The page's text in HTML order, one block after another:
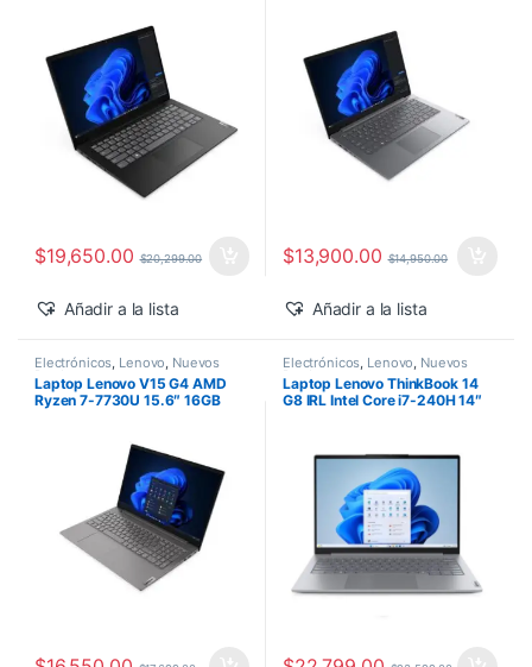
$19,650.00 $20,299.00
Añadir a la lista
$13,900.00 $14,950.00
Añadir a la lista
Electrónicos Lenovo Nuevos
Productos
Laptop Lenovo V15 G4 AMD
Ryzen 7-7730U 15.6″ 16GB
Electrónicos Lenovo Nuevos
Productos
Laptop Lenovo ThinkBook 14
G8 IRL Intel Core i7-240H 14″